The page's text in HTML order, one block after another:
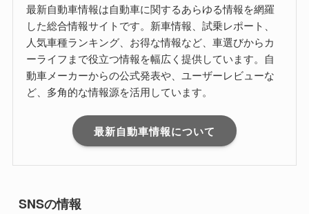
最新自動車情報は自動車に関するあらゆる情報を網羅
した総合情報サイトです。新車情報、試乗レポート、
人気車種ランキング、お得な情報など、車選びからカ
ーライフまで役立つ情報を幅広く提供しています。自
動車メーカーからの公式発表や、ユーザーレビューな
ど、多角的な情報源を活用しています。
最新自動車情報について
SNSの情報